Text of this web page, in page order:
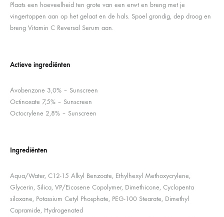
Plaats een hoeveelheid ten grote van een erwt en breng met je
vingertoppen aan op het gelaat en de hals. Spoel grondig, dep droog en
breng Vitamin C Reversal Serum aan.
Actieve ingrediënten
Avobenzone 3,0% – Sunscreen
Octinoxate 7,5% – Sunscreen
Octocrylene 2,8% – Sunscreen
Ingrediënten
Aqua/Water, C12-15 Alkyl Benzoate, Ethylhexyl Methoxycrylene,
Glycerin, Silica, VP/Eicosene Copolymer, Dimethicone, Cyclopenta
siloxane, Potassium Cetyl Phosphate, PEG-100 Stearate, Dimethyl
Capramide, Hydrogenated